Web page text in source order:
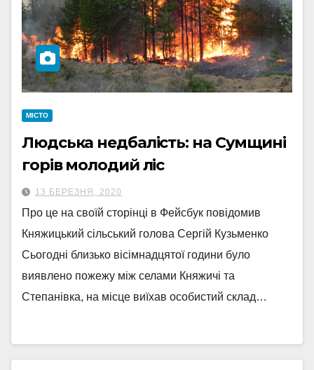
МІСТО
Людська недбалість: на Сумщині
горів молодий ліс
13 БЕРЕЗНЯ, 2020
Про це на своїй сторінці в Фейсбук повідомив
Княжицький сільський голова Сергій Кузьменко
Сьогодні близько вісімнадцятої години було
виявлено пожежу між селами Княжичі та
Степанівка, на місце виїхав особистий склад…